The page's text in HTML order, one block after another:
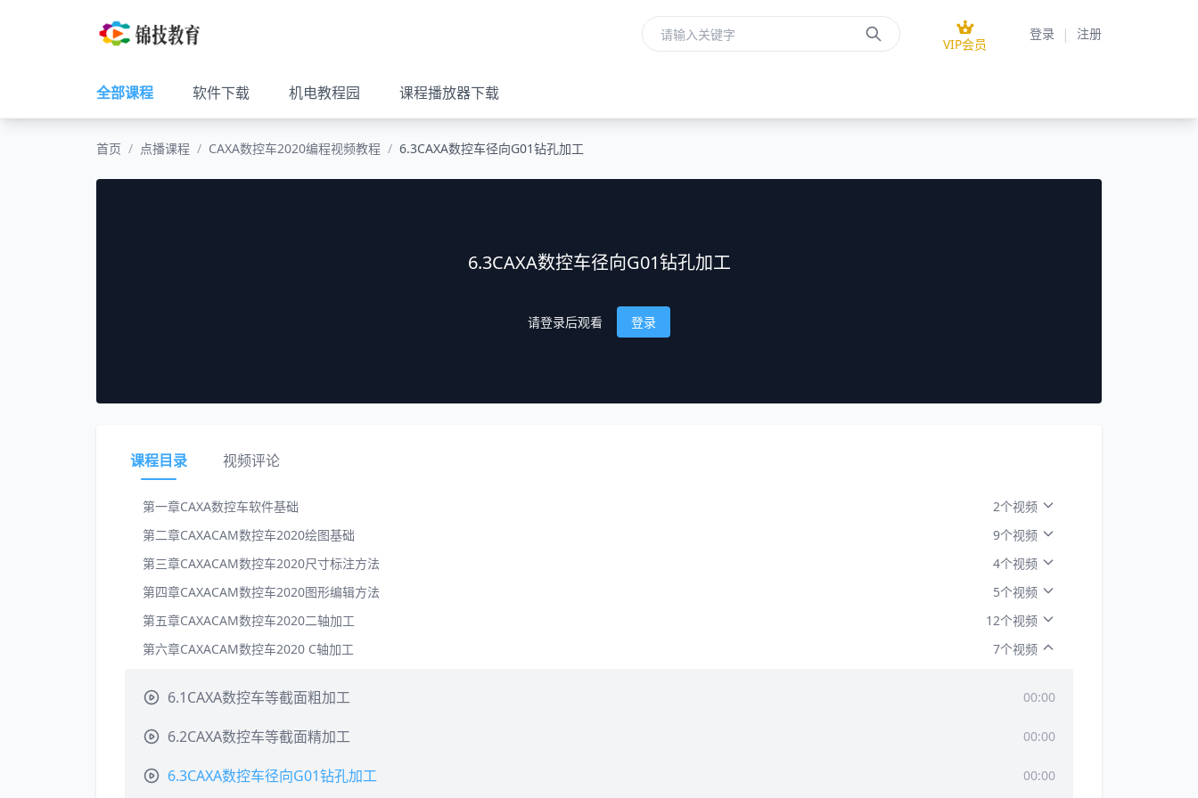
VIP会员
登录 | 注册
全部课程 软件下载 机电教程园 课程播放器下载
首页 / 点播课程 / CAXA数控车2020编程视频教程 / 6.3CAXA数控车径向G01钻孔加工
6.3CAXA数控车径向G01钻孔加工
请登录后观看 登录
课程目录 视频评论
第一章CAXA数控车软件基础
2个视频
第二章CAXACAM数控车2020绘图基础
9个视频
第三章CAXACAM数控车2020尺寸标注方法
4个视频
第四章CAXACAM数控车2020图形编辑方法
5个视频
第五章CAXACAM数控车2020二轴加工
12个视频
第六章CAXACAM数控车2020 C轴加工
7个视频
6.1CAXA数控车等截面粗加工 00:00
6.2CAXA数控车等截面精加工 00:00
6.3CAXA数控车径向G01钻孔加工 00:00